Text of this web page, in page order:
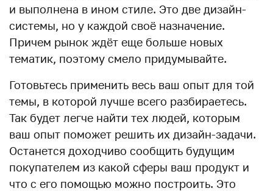
и выполнена в ином стиле. Это две дизайн-
системы, но у каждой своё назначение.
Причем рынок ждёт еще больше новых
тематик, поэтому смело придумывайте.
Готовьтесь применить весь ваш опыт для той
темы, в которой лучше всего разбираетесь.
Так будет легче найти тех людей, которым
ваш опыт поможет решить их дизайн-задачи.
Останется доходчиво сообщить будущим
покупателем из какой сферы ваш продукт и
что с его помощью можно построить. Это